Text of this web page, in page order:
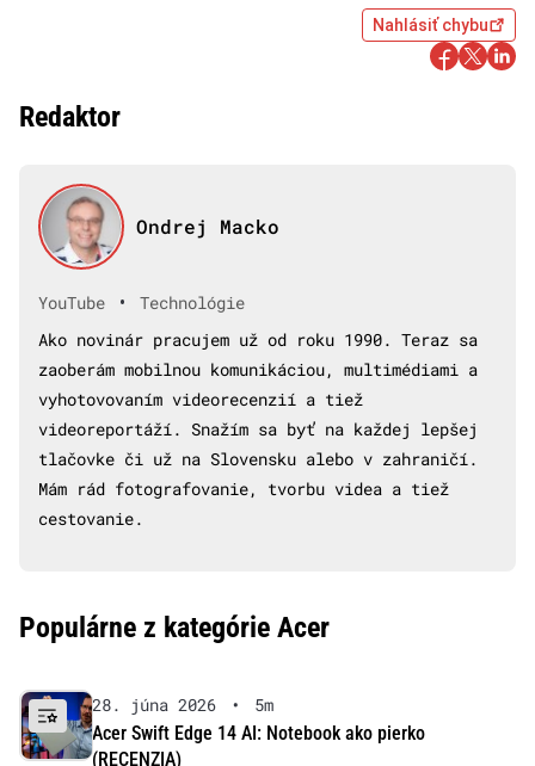
Nahlásiť chybu
Redaktor
Ondrej Macko
YouTube •
Technológie
Ako novinár pracujem už od roku 1990. Teraz sa
zaoberám mobilnou komunikáciou, multimédiami a
vyhotovovaním videorecenzií a tiež
videoreportáží. Snažím sa byť na každej lepšej
tlačovke či už na Slovensku alebo v zahraničí.
Mám rád fotografovanie, tvorbu videa a tiež
cestovanie.
Populárne z kategórie Acer
28. júna 2026 •
5m
Acer Swift Edge 14 AI: Notebook ako pierko
(RECENZIA)